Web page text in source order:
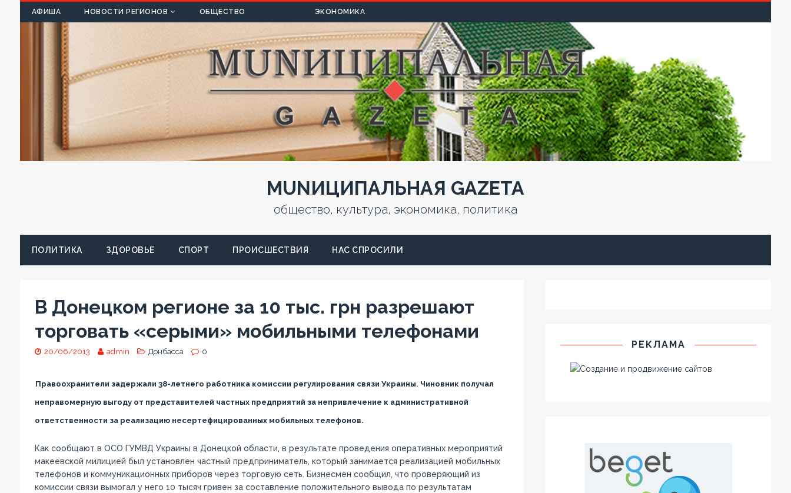
АФИША НОВОСТИ РЕГИОНОВ ОБЩЕСТВО ЭКОНОМИКА
MUNИЦИПАЛЬНАЯ GAZЕТА
общество, культура, экономика, политика
ПОЛИТИКА ЗДОРОВЬЕ СПОРТ ПРОИСШЕСТВИЯ НАС СПРОСИЛИ
В Донецком регионе за 10 тыс. грн разрешают
торговать «серыми» мобильными телефонами
20/06/2013 admin Донбасса 0
Правоохранители задержали 38-летнего работника комиссии регулирования связи Украины. Чиновник получал
неправомерную выгоду от представителей частных предприятий за непривлечение к административной
ответственности за реализацию несертефицированных мобильных телефонов.
Как сообщают в ОСО ГУМВД Украины в Донецкой области, в результате проведения оперативных мероприятий
макеевской милицией был установлен частный предприниматель, который занимается реализацией мобильных
телефонов и коммуникационных приборов через торговую сеть. Бизнесмен сообщил, что проверяющий из
комиссии связи вымогал у него 10 тысяч гривен за составление положительного вывода по результатам
РЕКЛАМА